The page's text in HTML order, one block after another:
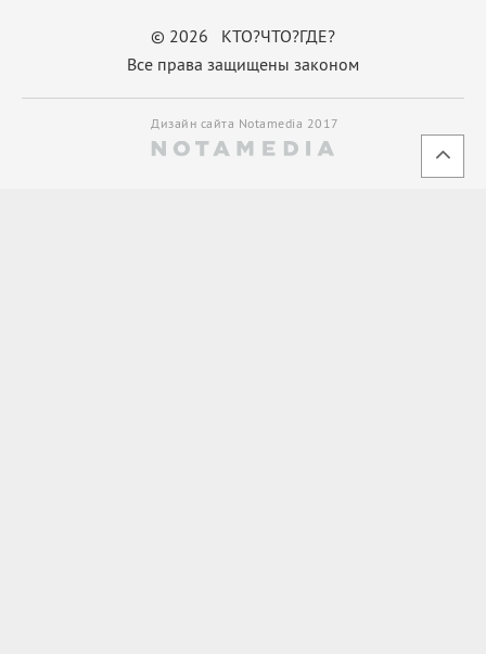
© 2026 КТО?ЧТО?ГДЕ?
Все права защищены законом
Дизайн сайта Notamedia 2017